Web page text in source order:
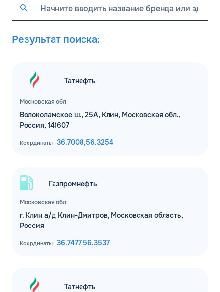
Результат поиска:
Московская обл
Татнефть
Волоколамское ш., 25А, Клин, Московская обл.,
Россия, 141607
Координаты 36.7008,56.3254
Московская обл
Газпромнефть
г. Клин а/д Клин-Дмитров, Московская область,
Россия
Координаты 36.7477,56.3537
Татнефть